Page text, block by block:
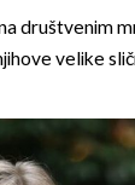
društvenim
velike